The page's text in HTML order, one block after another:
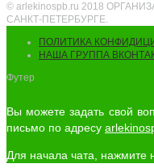
© arlekinospb.ru 2018
САНКТ-ПЕТЕРБУРГЕ.
ПОЛИТИКА
НАША ГРУППА
Футер
Вы можете задать свой
письмо по адресу
Для начала чата, нажмите